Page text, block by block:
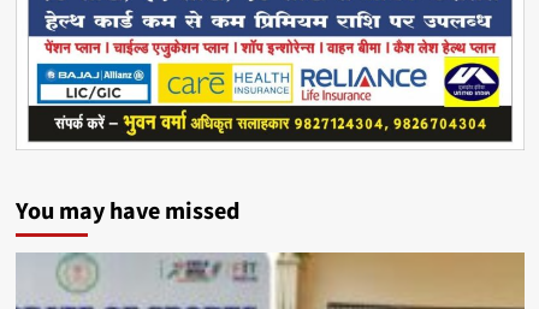
You may have missed